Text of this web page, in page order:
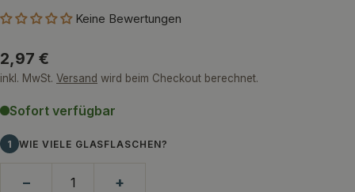
Keine Bewertungen
Regulärer
Preis
2,97 €
inkl. MwSt. Versand wird beim Checkout berechnet.
Sofort verfügbar
1 WIE VIELE GLASFLASCHEN?
− +